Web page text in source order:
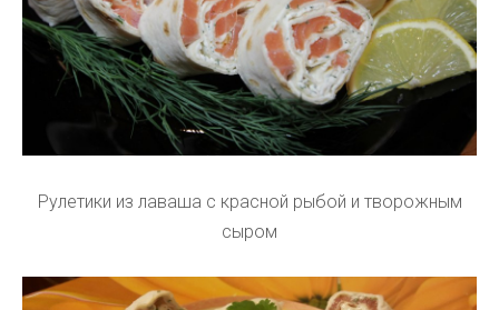
Рулетики из лаваша с красной рыбой и творожным
сыром